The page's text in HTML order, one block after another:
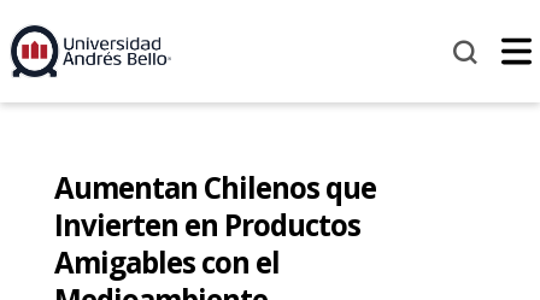
Aumentan Chilenos que
Invierten en Productos
Amigables con el